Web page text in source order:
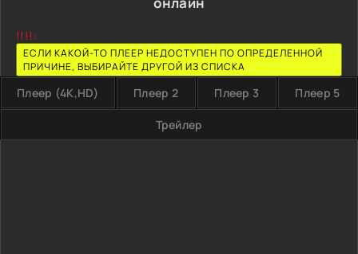
!!!!:
ЕСЛИ КАКОЙ-ТО ПЛЕЕР НЕДОСТУПЕН ПО ОПРЕДЕЛЕННОЙ
ПРИЧИНЕ, ВЫБИРАЙТЕ ДРУГОЙ ИЗ СПИСКА
Плеер (4K,HD) Плеер 2 Плеер 3 Плеер 5
Трейлер